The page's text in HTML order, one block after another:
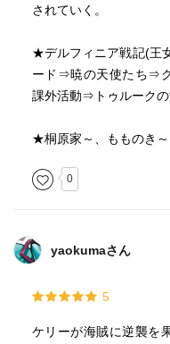
されていく。
★デルフィニア戦記(王
ード⇒暁の天使たち⇒
課外活動⇒トゥルーク
★桐原家～、もものき～
0
yaokumaさん
5
ケリーが海賊に逆襲を